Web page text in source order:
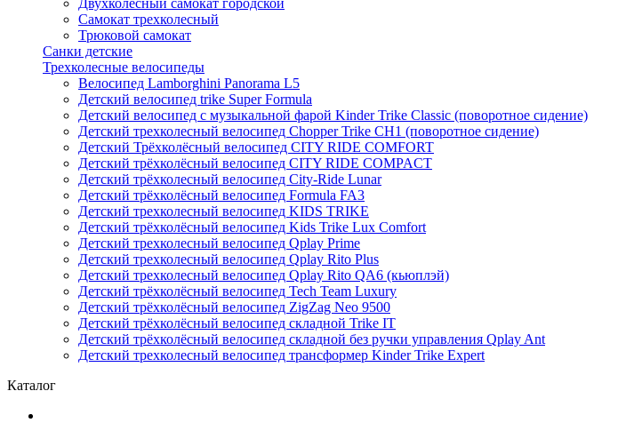
Двухколесный самокат городской
Самокат трехколесный
Трюковой самокат
Санки детские
Трехколесные велосипеды
Велосипед Lamborghini Panorama L5
Детский велосипед trike Super Formula
Детский велосипед с музыкальной фарой Kinder Trike Classic (поворотное сидение)
Детский трехколесный велосипед Chopper Trike CH1 (поворотное сидение)
Детский Трёхколёсный велосипед CITY RIDE COMFORT
Детский трёхколёсный велосипед CITY RIDE COMPACT
Детский трёхколесный велосипед City-Ride Lunar
Детский трёхколёсный велосипед Formula FA3
Детский трехколесный велосипед KIDS TRIKE
Детский трёхколёсный велосипед Kids Trike Lux Comfort
Детский трехколесный велосипед Qplay Prime
Детский трехколесный велосипед Qplay Rito Plus
Детский трехколесный велосипед Qplay Rito QA6 (кьюплэй)
Детский трёхколёсный велосипед Tech Team Luxury
Детский трёхколёсный велосипед ZigZag Neo 9500
Детский трёхколёсный велосипед складной Trike IT
Детский трёхколёсный велосипед складной без ручки управления Qplay Ant
Детский трехколесный велосипед трансформер Kinder Trike Expert
Каталог